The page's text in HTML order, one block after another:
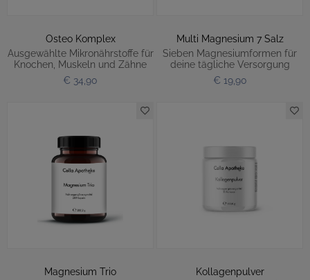
Osteo Komplex
Ausgewählte Mikronährstoffe für
Knochen, Muskeln und Zähne
€ 34,90
Multi Magnesium 7 Salz
Sieben Magnesiumformen für
deine tägliche Versorgung
€ 19,90
Magnesium Trio
Kollagenpulver